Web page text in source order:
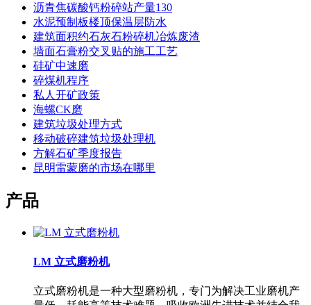
沥青焦碳酸钙粉碎站产量130
水泥预制板楼顶保温层防水
建筑面积约石灰石粉碎机冶炼废渣
墙面石膏粉交叉贴的施工工艺
硅矿中速磨
碎煤机程序
私人开矿政策
海螺CK磨
建筑垃圾处理方式
移动破碎建筑垃圾处理机
方解石矿季度报告
昆明雷蒙磨的市场在哪里
产品
LM 立式磨粉机
立式磨粉机是一种大型磨粉机，专门为解决工业磨机产